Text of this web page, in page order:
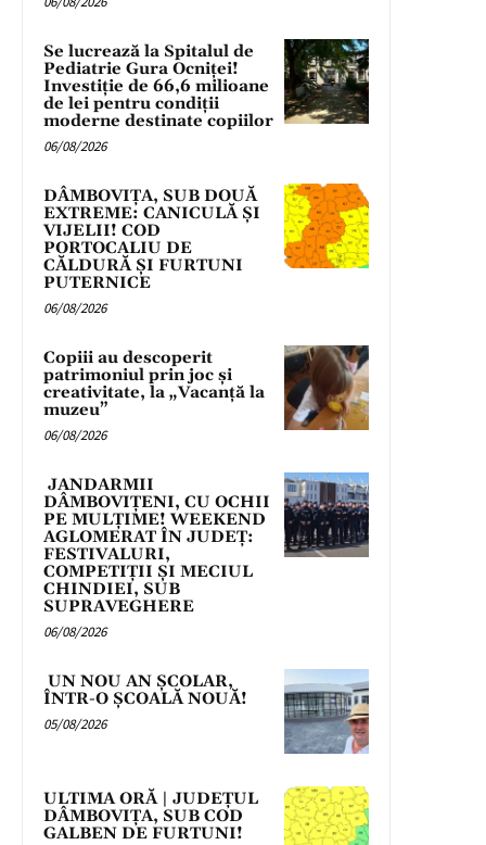
Se lucrează la Spitalul de
Pediatrie Gura Ocniței!
Investiție de 66,6 milioane
de lei pentru condiții
moderne destinate copiilor
06/08/2026
DÂMBOVIȚA, SUB DOUĂ
EXTREME: CANICULĂ ȘI
VIJELII! COD
PORTOCALIU DE
CĂLDURĂ ȘI FURTUNI
PUTERNICE
06/08/2026
Copiii au descoperit
patrimoniul prin joc și
creativitate, la „Vacanță la
muzeu”
06/08/2026
JANDARMII
DÂMBOVIȚENI, CU OCHII
PE MULȚIME! WEEKEND
AGLOMERAT ÎN JUDEȚ:
FESTIVALURI,
COMPETIȚII ȘI MECIUL
CHINDIEI, SUB
SUPRAVEGHERE
06/08/2026
UN NOU AN ȘCOLAR,
ÎNTR-O ȘCOALĂ NOUĂ!
05/08/2026
ULTIMA ORĂ | JUDEȚUL
DÂMBOVIȚA, SUB COD
GALBEN DE FURTUNI!